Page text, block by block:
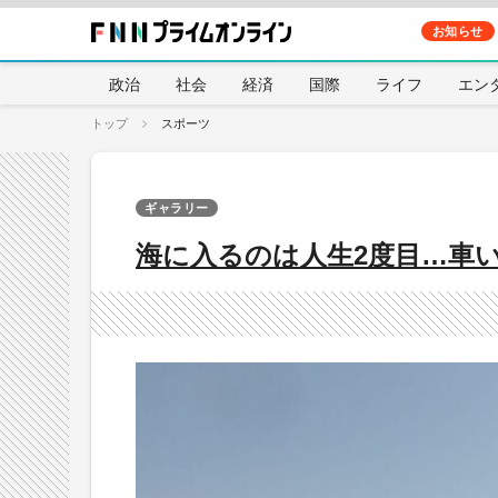
お知らせ
政治 社会 経済 国際 ライフ エン
トップ スポーツ
海に入るのは人生2度目…車
ギャラリー